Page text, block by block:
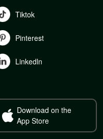
Tiktok
Pinterest
Linkedln
Download on the
App Store